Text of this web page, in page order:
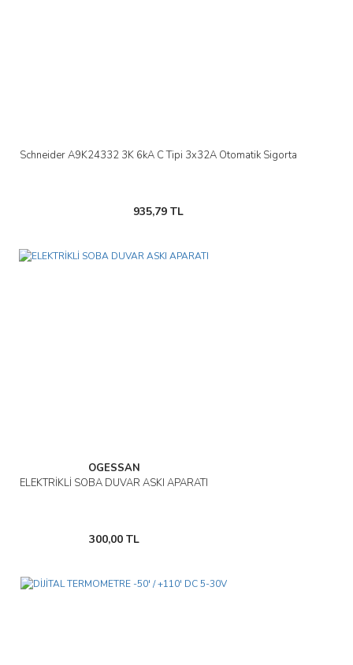
Schneider A9K24332 3K 6kA C Tipi 3x32A Otomatik Sigorta
935,79 TL
OGESSAN
ELEKTRİKLİ SOBA DUVAR ASKI APARATI
300,00 TL